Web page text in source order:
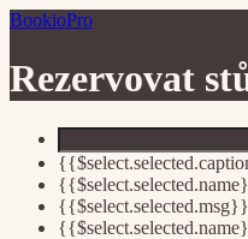
BookioPro
Rezervovat
{{$select.selected.msg}}